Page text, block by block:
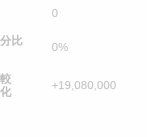
0
比
0%
+19,080,000